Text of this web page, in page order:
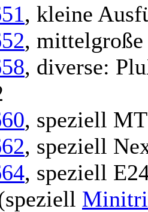
, kleine
,
, diverse:
, speziell
, speziell
, speziell